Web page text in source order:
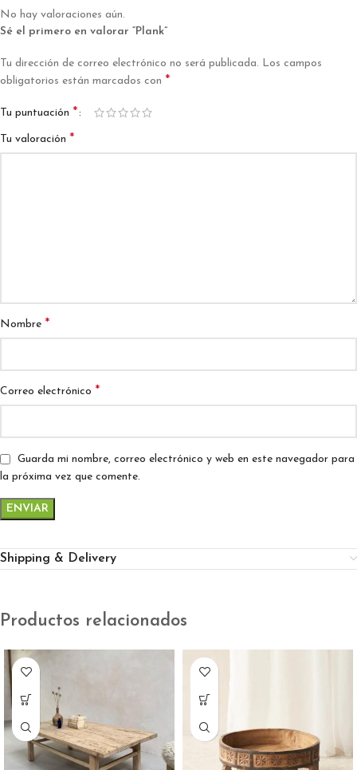
No hay valoraciones aún.
Sé el primero en valorar “Plank”
Tu dirección de correo electrónico no será publicada. Los campos
obligatorios están marcados con *
Tu puntuación *
Tu valoración *
Nombre *
Correo electrónico *
Guarda mi nombre, correo electrónico y web en este navegador para
la próxima vez que comente.
Shipping & Delivery
Productos relacionados